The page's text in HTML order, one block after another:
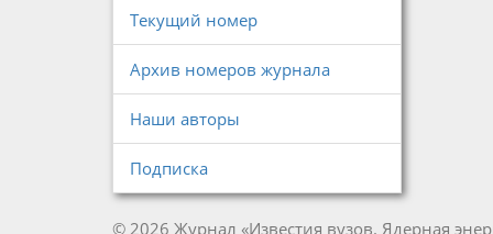
Текущий номер
Архив номеров журнала
Наши авторы
Подписка
© 2026 Журнал «Известия вузов. Ядерная